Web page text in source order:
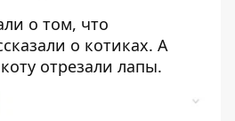
о том, что
о котиках. А
коту отрезали лапы.